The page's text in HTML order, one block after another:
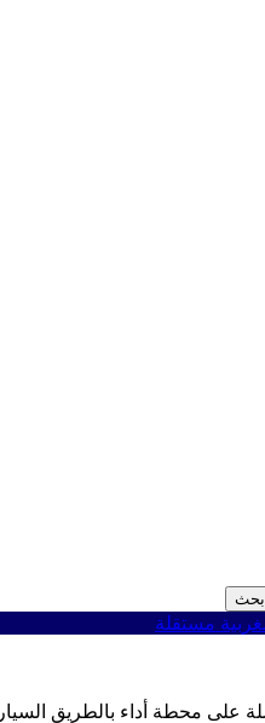
على محطة أداء بالطريق